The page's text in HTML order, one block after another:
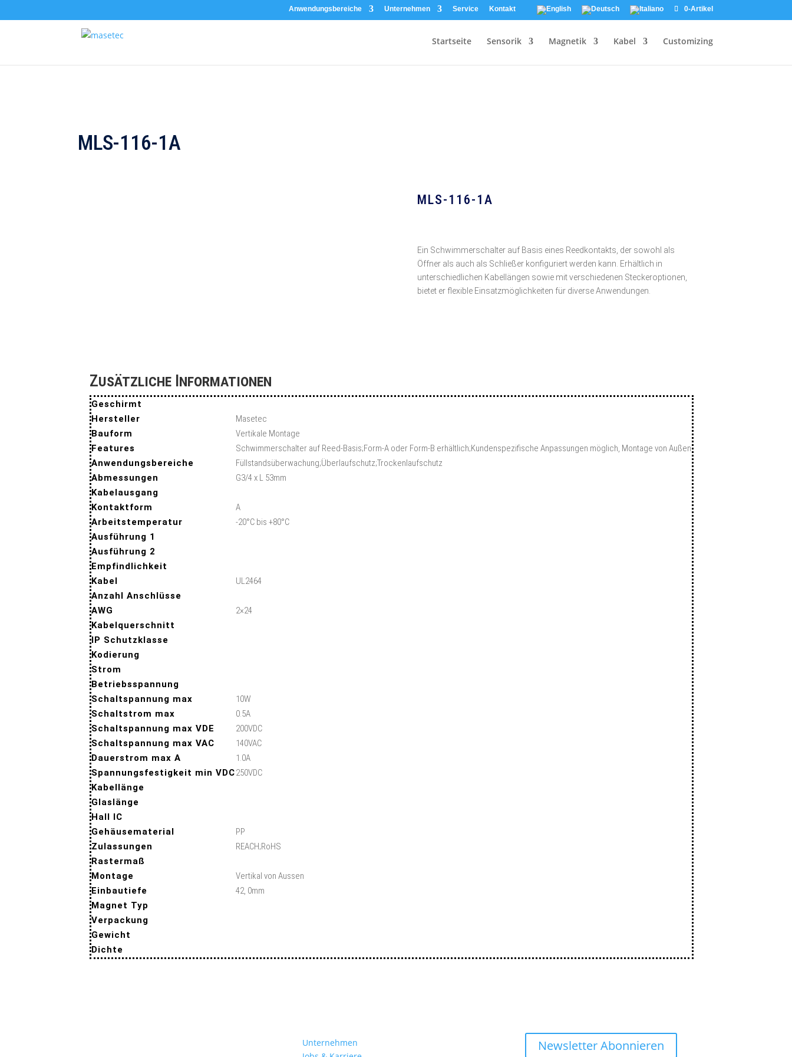
Anwendungsbereiche Unternehmen Service Kontakt 0-Artikel
Startseite Sensorik Magnetik Kabel Customizing
MLS-116-1A
MLS-116-1A
Ein Schwimmerschalter auf Basis eines Reedkontakts, der sowohl als
Öffner als auch als Schließer konfiguriert werden kann. Erhältlich in
unterschiedlichen Kabellängen sowie mit verschiedenen Steckeroptionen,
bietet er flexible Einsatzmöglichkeiten für diverse Anwendungen.
Zusätzliche Informationen
Geschirmt
Hersteller
Masetec
Bauform
Vertikale Montage
Features
Schwimmerschalter auf Reed-Basis;Form-A oder Form-B erhältlich;Kundenspezifische Anpassungen möglich, Montage von Außen
Anwendungsbereiche
Füllstandsüberwachung;Überlaufschutz;Trockenlaufschutz
Abmessungen
G3/4 x L 53mm
Kabelausgang
Kontaktform
A
Arbeitstemperatur
-20°C bis +80°C
Ausführung 1
Ausführung 2
Empfindlichkeit
Kabel
UL2464
Anzahl Anschlüsse
AWG
2×24
Kabelquerschnitt
IP Schutzklasse
Kodierung
Strom
Betriebsspannung
Schaltspannung max
10W
Schaltstrom max
0.5A
Schaltspannung max VDE
200VDC
Schaltspannung max VAC
140VAC
Dauerstrom max A
1.0A
Spannungsfestigkeit min VDC250VDC
Kabellänge
Glaslänge
Hall IC
Gehäusematerial
PP
Zulassungen
REACH;RoHS
Rastermaß
Montage
Vertikal von Aussen
Einbautiefe
42, 0mm
Magnet Typ
Verpackung
Gewicht
Dichte
Unternehmen
Newsletter Abonnieren